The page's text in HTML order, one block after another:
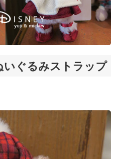
いぐるみストラップ